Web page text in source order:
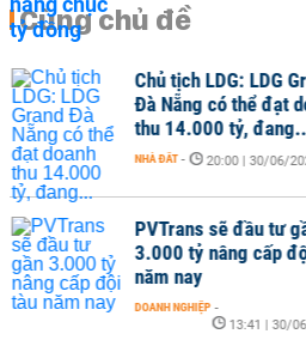
Cùng chủ đề
LDG: LDG Grand
có thể đạt doanh
tỷ, đang...
20:00 | 30/06/2022
sẽ đầu tư gần
nâng cấp đội tàu
-